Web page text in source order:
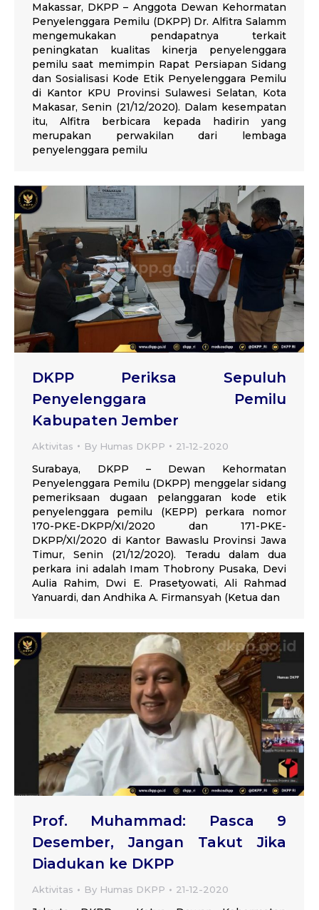
Makassar, DKPP – Anggota Dewan Kehormatan
Penyelenggara Pemilu (DKPP) Dr. Alfitra Salamm
mengemukakan pendapatnya terkait
peningkatan kualitas kinerja penyelenggara
pemilu saat memimpin Rapat Persiapan Sidang
dan Sosialisasi Kode Etik Penyelenggara Pemilu
di Kantor KPU Provinsi Sulawesi Selatan, Kota
Makasar, Senin (21/12/2020). Dalam kesempatan
itu, Alfitra berbicara kepada hadirin yang
merupakan perwakilan dari lembaga
penyelenggara pemilu
DKPP Periksa Sepuluh
Penyelenggara Pemilu
Kabupaten Jember
Aktivitas By Humas DKPP 21-12-2020
Surabaya, DKPP – Dewan Kehormatan
Penyelenggara Pemilu (DKPP) menggelar sidang
pemeriksaan dugaan pelanggaran kode etik
penyelenggara pemilu (KEPP) perkara nomor
170-PKE-DKPP/XI/2020 dan 171-PKE-
DKPP/XI/2020 di Kantor Bawaslu Provinsi Jawa
Timur, Senin (21/12/2020). Teradu dalam dua
perkara ini adalah Imam Thobrony Pusaka, Devi
Aulia Rahim, Dwi E. Prasetyowati, Ali Rahmad
Yanuardi, dan Andhika A. Firmansyah (Ketua dan
Prof. Muhammad: Pasca 9
Desember, Jangan Takut Jika
Diadukan ke DKPP
Aktivitas By Humas DKPP 21-12-2020